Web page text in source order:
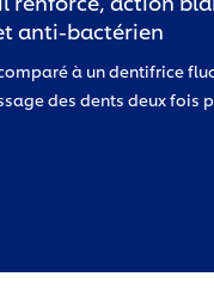
anti-bactérien
à un dentifrice
des dents deux fois